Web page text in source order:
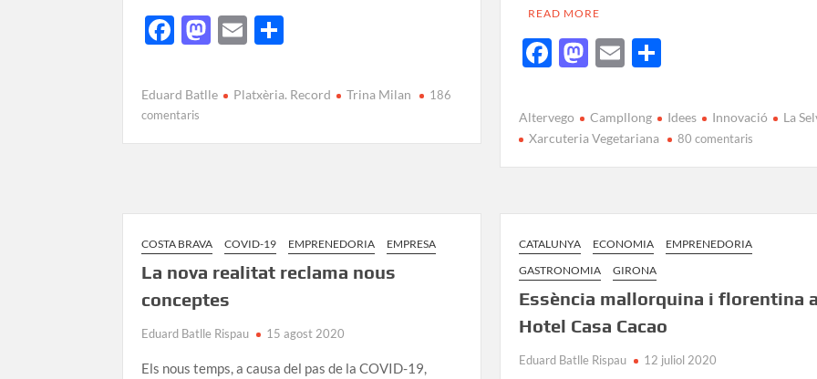
F
e
b
o
k
M
to
o
E
ail m
ar
ix
Eduard Batlle Platxèria. Record Trina Milan
186
comentaris
READ MORE
F
e
b
o
M
to
d
o
E
ail
C
m
p
ar
Altervego Campllong Idees Innovació
La
Xarcuteria Vegetariana
80 comentaris
COSTA BRAVA COVID-19 EMPRENEDORIA EMPRESA
La nova realitat reclama nous
conceptes
Eduard Batlle Rispau 15 agost 2020
Els nous temps, a causa del pas de la COVID-19,
CATALUNYA ECONOMIA
EMPRENEDORIA
GASTRONOMIA
GIRONA
Essència mallorquina i florentina a
Hotel Casa Cacao
Eduard Batlle Rispau 12 juliol 2020